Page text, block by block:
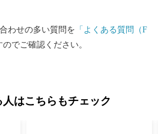
わせの多い質問を 「よくある質問（F
でご確認ください。
はこちらもチェック